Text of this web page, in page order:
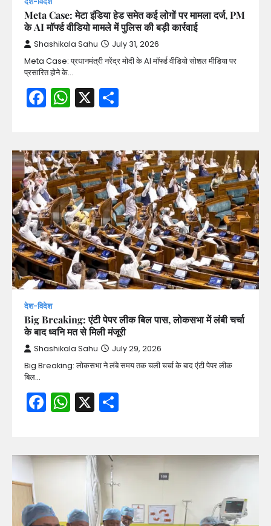
Meta Case: मेटा इंडिया हेड समेत कई लोगों पर मामला दर्ज, PM
के AI मॉर्फ्ड वीडियो मामले में पुलिस की बड़ी कार्रवाई
Shashikala Sahu July 31, 2026
Meta Case: प्रधानमंत्री नरेंद्र मोदी के AI मॉर्फ्ड वीडियो सोशल मीडिया पर
प्रसारित होने के…
Facebook
WhatsApp
X
देश-विदेश
Big Breaking: एंटी पेपर लीक बिल पास, लोकसभा में लंबी चर्चा
के बाद ध्वनि मत से मिली मंजूरी
Shashikala Sahu July 29, 2026
Big Breaking: लोकसभा ने लंबे समय तक चली चर्चा के बाद एंटी पेपर लीक
बिल…
Facebook
WhatsApp
X